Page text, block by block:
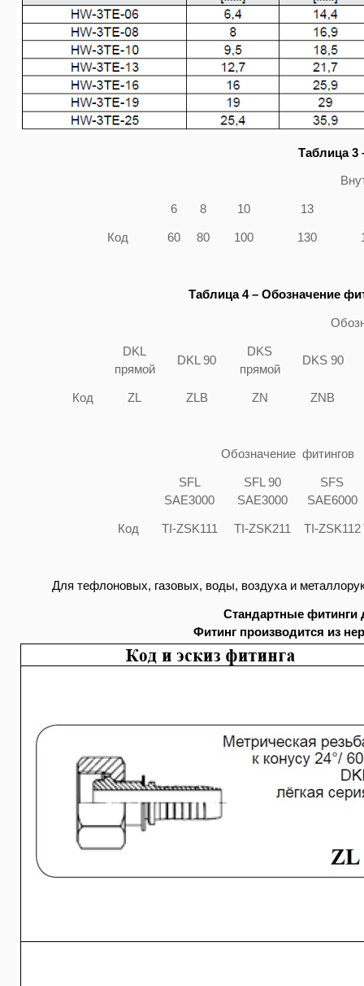
Таблица 3
6 8 10 13
Код 60 80 100 130
Таблица 4 – Обозначение
DKL
прямой
DKL 90
DKS
прямой
DKS 90
Код ZL ZLB ZN ZNB
Обозначение фитингов
SFL
SAE3000
SFL 90
SAE3000
SFS
SAE6000
Код TI-ZSK111 TI-ZSK211 TI-ZSK112
Для тефлоновых, газовых, воды, воздуха и
Стандартные фитинги
Фитинг производится из